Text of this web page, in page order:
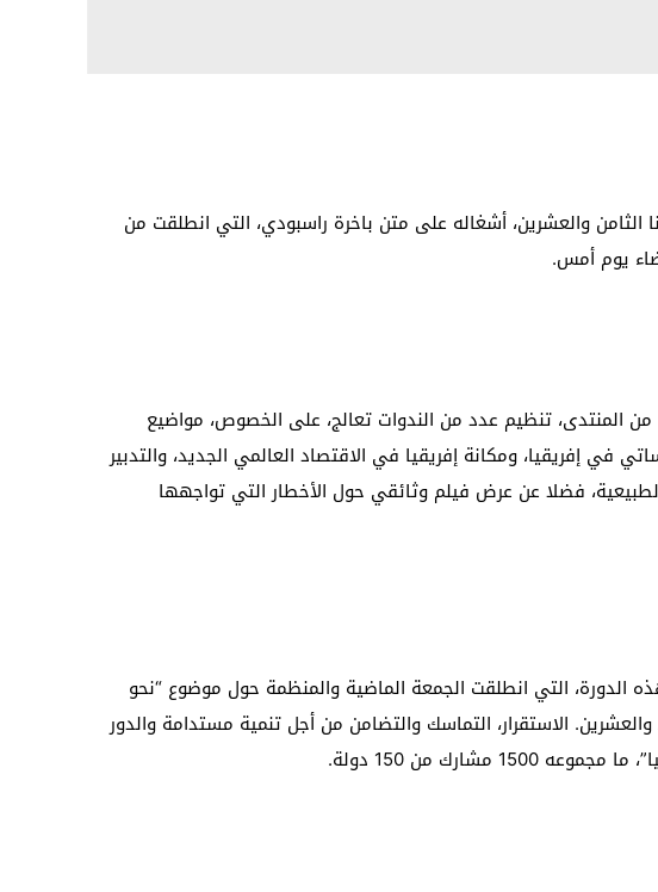
الثامن والعشرين، أشغاله على متن باخرة راسبودي، التي انطلقت من
يوم أمس.
من المنتدى، تنظيم عدد من الندوات تعالج، على الخصوص، مواضيع
في إفريقيا، ومكانة إفريقيا في الاقتصاد العالمي الجديد، والتدبير
فضلا عن عرض فيلم وثائقي حول الأخطار التي تواجهها
الدورة، التي انطلقت الجمعة الماضية والمنظمة حول موضوع “نحو
والعشرين. الاستقرار، التماسك والتضامن من أجل تنمية مستدامة والدور
مشارك من 150 دولة.